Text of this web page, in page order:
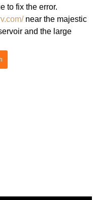
to fix the error.
near the majestic
and the large